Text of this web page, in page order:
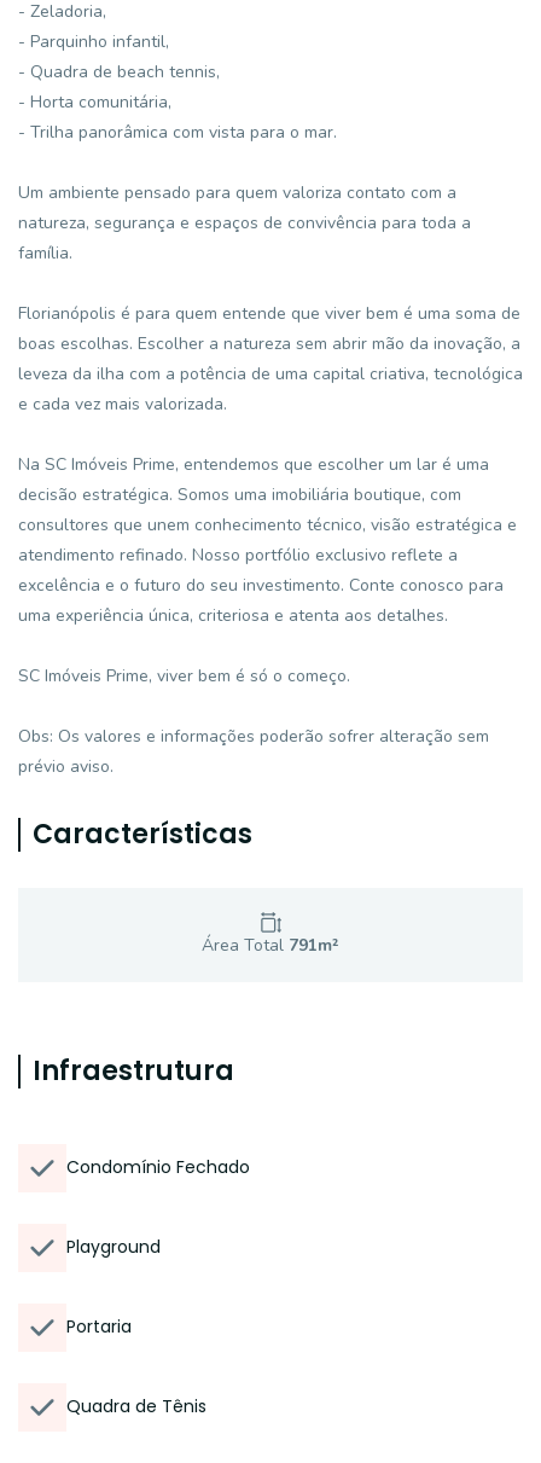
- Zeladoria,
- Parquinho infantil,
- Quadra de beach tennis,
- Horta comunitária,
- Trilha panorâmica com vista para o mar.
Um ambiente pensado para quem valoriza contato com a
natureza, segurança e espaços de convivência para toda a
família.
Florianópolis é para quem entende que viver bem é uma soma de
boas escolhas. Escolher a natureza sem abrir mão da inovação, a
leveza da ilha com a potência de uma capital criativa, tecnológica
e cada vez mais valorizada.
Na SC Imóveis Prime, entendemos que escolher um lar é uma
decisão estratégica. Somos uma imobiliária boutique, com
consultores que unem conhecimento técnico, visão estratégica e
atendimento refinado. Nosso portfólio exclusivo reflete a
excelência e o futuro do seu investimento. Conte conosco para
uma experiência única, criteriosa e atenta aos detalhes.
SC Imóveis Prime, viver bem é só o começo.
Obs: Os valores e informações poderão sofrer alteração sem
prévio aviso.
Características
Área Total 791m²
Infraestrutura
Condomínio Fechado
Playground
Portaria
Quadra de Tênis